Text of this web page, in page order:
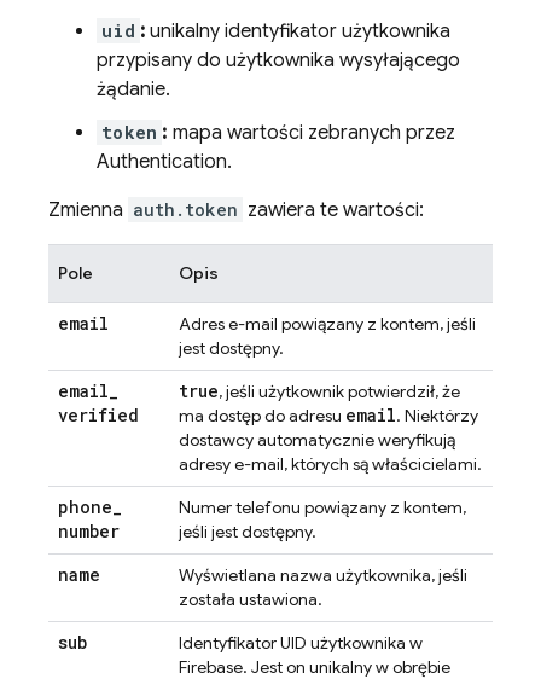
uid : unikalny identyfikator użytkownika
przypisany do użytkownika wysyłającego
żądanie.
token : mapa wartości zebranych przez
Authentication.
Zmienna auth.token zawiera te wartości:
Pole Opis
email
Adres e-mail powiązany z kontem, jeśli
jest dostępny.
email_
verified
true, jeśli użytkownik potwierdził, że
ma dostęp do adresu email. Niektórzy
dostawcy automatycznie weryfikują
adresy e-mail, których są właścicielami.
phone_
number
Numer telefonu powiązany z kontem,
jeśli jest dostępny.
name
Wyświetlana nazwa użytkownika, jeśli
została ustawiona.
sub
Identyfikator UID użytkownika w
Firebase. Jest on unikalny w obrębie